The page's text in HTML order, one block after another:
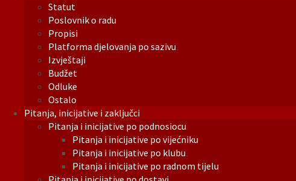
Statut
Poslovnik o radu
Propisi
Platforma djelovanja po sazivu
Izvještaji
Budžet
Odluke
Ostalo
Pitanja, inicijative i zaključci
Pitanja i inicijative po podnosiocu
Pitanja i inicijative po vijećniku
Pitanja i inicijative po klubu
Pitanja i inicijative po radnom tijelu